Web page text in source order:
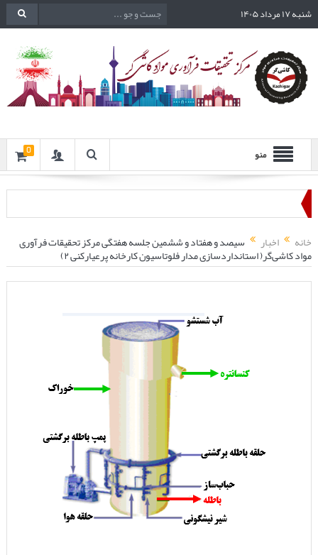
شنبه ۱۷ مرداد ۱۴۰۵
منو 0
خانه اخبار سیصد و هفتاد و ششمین جلسه هفتگی مرکز تحقیقات فرآوری
مواد کاشی‌گر( استانداردسازی مدار فلوتاسیون کارخانه پرعیارکنی ۲)